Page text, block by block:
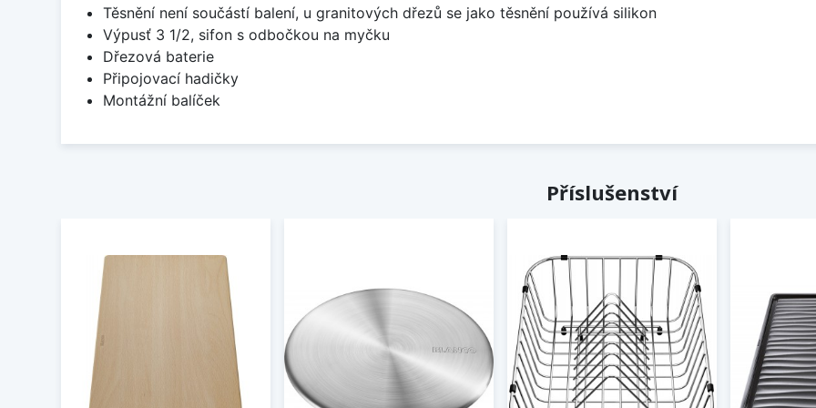
Těsnění není součástí balení, u granitových dřezů se jako těsnění používá silikon
Výpusť 3 1/2, sifon s odbočkou na myčku
Dřezová baterie
Připojovací hadičky
Montážní balíček
Příslušenství